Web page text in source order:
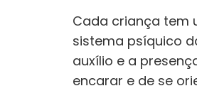
Cada criança tem
sistema psíquico
auxílio e a
encarar e de se